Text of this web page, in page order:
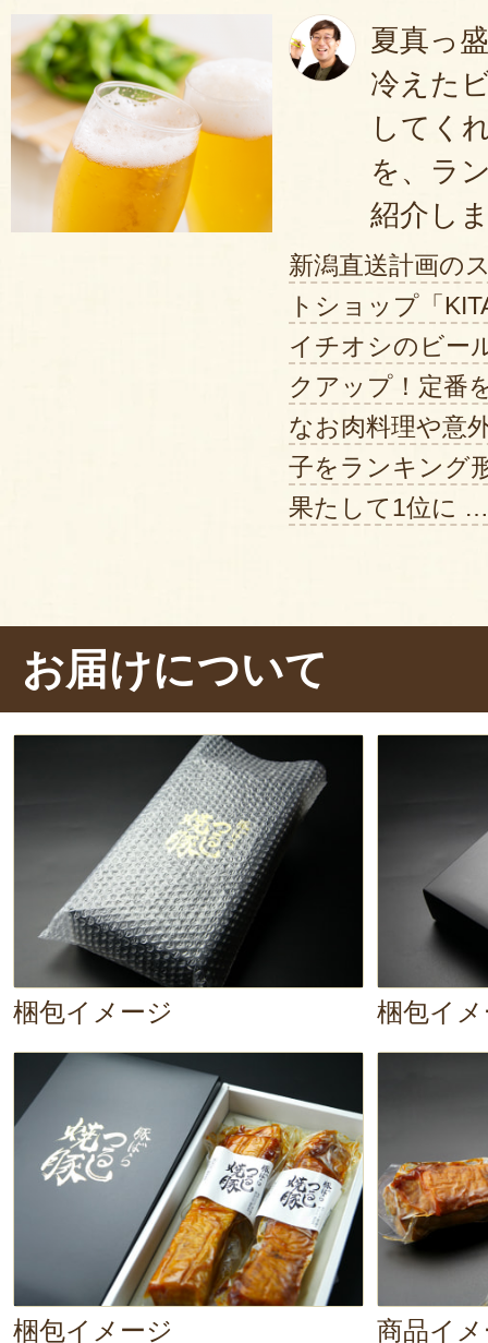
佐藤食肉さん自慢の逸品をぜひお
夏真っ
冷えた
してく
を、ラ
紹介し
新潟直送計画の
トショップ「
イチオシのビー
クアップ！定番
なお肉料理や意
子をランキング
果たして1位に …
お届けについて
梱包イメージ 梱包イ
梱包イメージ 商品イ